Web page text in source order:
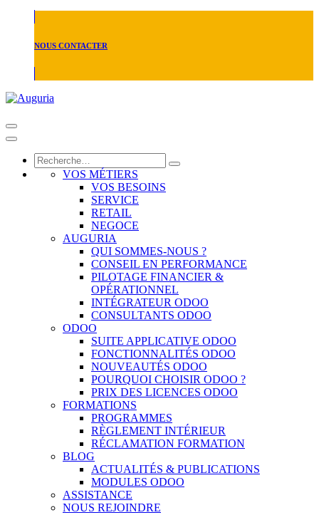
NOUS CONTACTER
VOS MÉTIERS
VOS BESOINS
SERVICE
RETAIL
NEGOCE
AUGURIA
QUI SOMMES-NOUS ?
CONSEIL EN PERFORMANCE
PILOTAGE FINANCIER &
OPÉRATIONNEL
INTÉGRATEUR ODOO
CONSULTANTS ODOO
ODOO
SUITE APPLICATIVE ODOO
FONCTIONNALITÉS ODOO
NOUVEAUTÉS ODOO
POURQUOI CHOISIR ODOO ?
PRIX DES LICENCES ODOO
FORMATIONS
PROGRAMMES
RÈGLEMENT INTÉRIEUR
RÉCLAMATION FORMATION
BLOG
ACTUALITÉS & PUBLICATIONS
MODULES ODOO
ASSISTANCE
NOUS REJOINDRE